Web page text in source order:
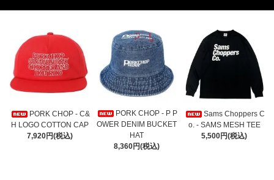
PORK CHOP - C&
H LOGO COTTON CAP
7,920円(税込)
PORK CHOP - P P
OWER DENIM BUCKET
HAT
8,360円(税込)
Sams Choppers C
o. - SAMS MESH TEE
5,500円(税込)